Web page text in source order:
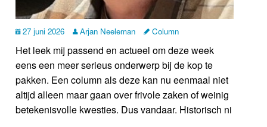
27 juni 2026 Arjan Neeleman Column
Het leek mij passend en actueel om deze week
eens een meer serieus onderwerp bij de kop te
pakken. Een column als deze kan nu eenmaal niet
altijd alleen maar gaan over frivole zaken of weinig
betekenisvolle kwesties. Dus vandaar. Historisch ni